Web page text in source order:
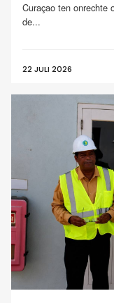
Curaçao ten onrechte
de...
22 JULI 2026